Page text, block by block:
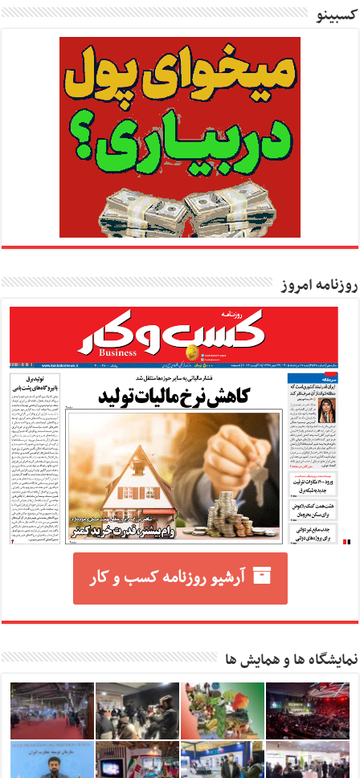
کسبینو
روزنامه امروز
آرشیو روزنامه کسب و کار
نمایشگاه ها و همایش ها